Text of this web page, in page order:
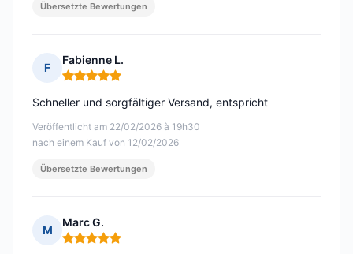
Übersetzte Bewertungen
F
Fabienne L.
Hinweis: 5 von 5
Veröffentlicht am 22/02/2026 à 19h30
nach einem Kauf von 12/02/2026
Schneller und sorgfältiger Versand, entspricht
Übersetzte Bewertungen
M
Marc G.
Hinweis: 5 von 5